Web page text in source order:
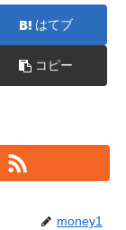
はてブ
コピー
money1